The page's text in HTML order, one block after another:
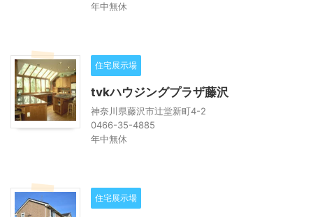
年中無休
住宅展示場
tvkハウジングプラザ藤沢
神奈川県藤沢市辻堂新町4-2
0466-35-4885
年中無休
住宅展示場